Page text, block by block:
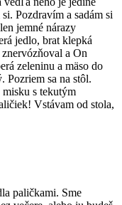
Pozdravím a sadám si
jemné nárazy
jedlo, brat klepká
a On
zeleninu a mäso do
Pozriem sa na stôl.
s tekutým
Vstávam od stola,
paličkami. Sme